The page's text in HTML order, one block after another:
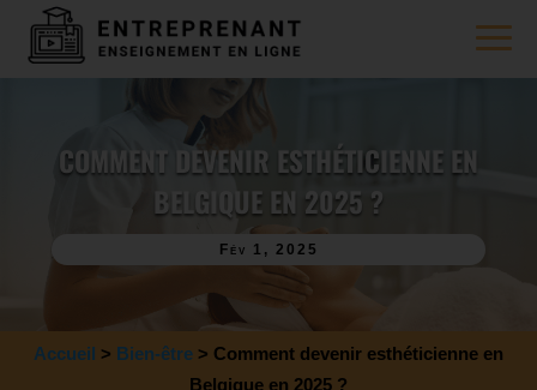
COMMENT DEVENIR ESTHÉTICIENNE EN
BELGIQUE EN 2025 ?
Fév 1, 2025
Accueil > Bien-être > Comment devenir esthéticienne en
Belgique en 2025 ?